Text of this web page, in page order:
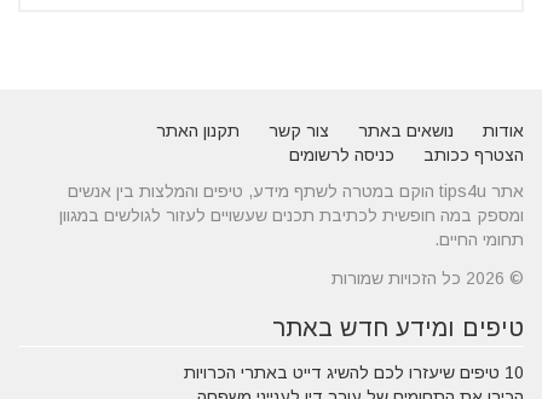
אודות נושאים באתר צור קשר
תקנון האתר
הצטרף ככותב
כניסה לרשומים
אתר tips4u הוקם במטרה לשתף מידע, טיפים והמלצות בין אנשים
ומספק במה חופשית לכתיבת תכנים שעשויים לעזור לגולשים במגוון
תחומי החיים.
© 2026 כל הזכויות שמורות
טיפים ומידע חדש באתר
10 טיפים שיעזרו לכם להשיג דייט באתרי הכרויות